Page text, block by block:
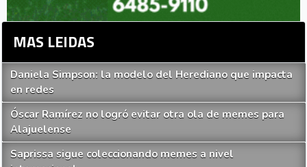
MAS LEIDAS
Daniela Simpson: la modelo del Herediano que impacta
en redes
Óscar Ramírez no logró evitar otra ola de memes para
Alajuelense
Saprissa sigue coleccionando memes a nivel